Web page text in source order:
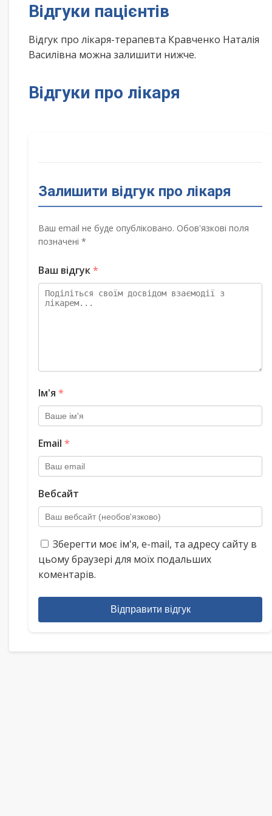
Відгуки пацієнтів
Відгук про лікаря-терапевта Кравченко Наталія
Василівна можна залишити нижче.
Відгуки про лікаря
Залишити відгук про лікаря
Ваш email не буде опубліковано. Обов'язкові поля
позначені *
Ваш відгук*
Ім'я *
Email *
Вебсайт
Зберегти моє ім'я, e-mail, та адресу сайту в
цьому браузері для моїх подальших
коментарів.
Відправити відгук